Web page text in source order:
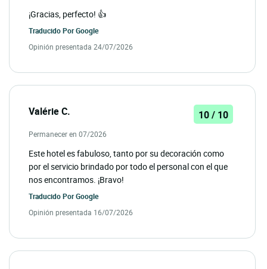
¡Gracias, perfecto! 👍
Traducido PorGoogle
Opinión presentada 24/07/2026
Valérie C. 10 / 10
Permanecer en 07/2026
Este hotel es fabuloso, tanto por su decoración como
por el servicio brindado por todo el personal con el que
nos encontramos. ¡Bravo!
Traducido PorGoogle
Opinión presentada 16/07/2026